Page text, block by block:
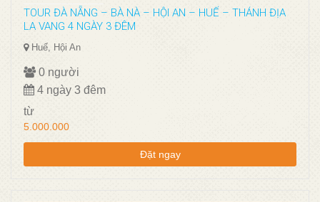
TOUR ĐÀ NẴNG – BÀ NÀ – HỘI AN – HUẾ – THÁNH ĐỊA
LA VANG 4 NGÀY 3 ĐÊM
Huế, Hội An
0 người
4 ngày 3 đêm
từ
5.000.000
Đặt ngay